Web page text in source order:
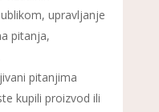
upravljanje
pitanja,
pitanjima
kupili proizvod ili